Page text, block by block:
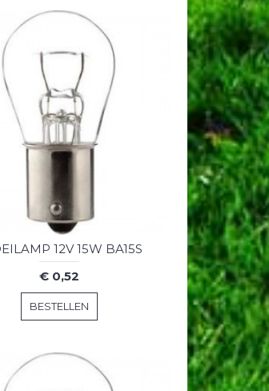
12V 15W BA15S
€ 0,52
BESTELLEN